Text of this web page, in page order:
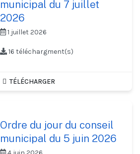
municipal du 7 juillet
2026
1 juillet 2026
16 téléchargment(s)
TÉLÉCHARGER
Ordre du jour du conseil
municipal du 5 juin 2026